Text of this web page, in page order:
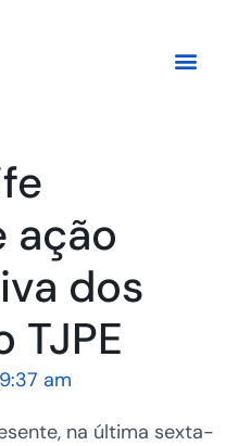
ação
dos
TJPE
9:37 am
na última sexta-